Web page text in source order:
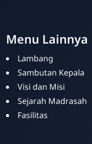
Menu Lainnya
Lambang
Sambutan Kepala
Visi dan Misi
Sejarah Madrasah
Fasilitas